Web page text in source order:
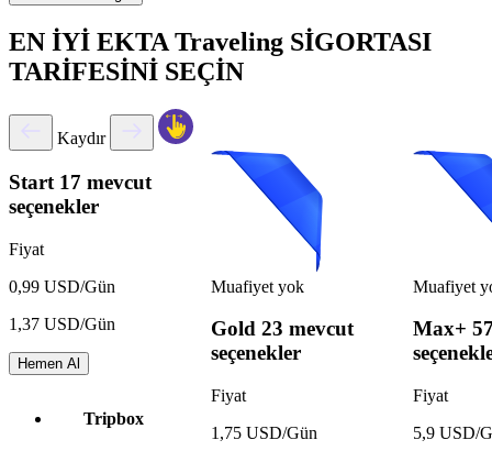
EN İYİ EKTA Traveling SİGORTASI
TARİFESİNİ SEÇİN
Kaydır
Start 17 mevcut
seçenekler
Fiyat
0,99 USD/Gün
1,37 USD/Gün
Hemen Al
Tripbox
Muafiyet yok
Gold 23 mevcut
seçenekler
Fiyat
1,75 USD/Gün
Muafiyet
Max+
Fiyat
5,9 USD/